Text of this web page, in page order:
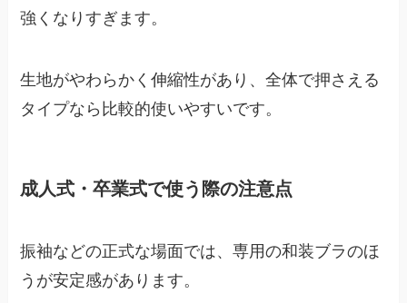
強くなりすぎます。
生地がやわらかく伸縮性があり、全体で押さえる
タイプなら比較的使いやすいです。
成人式・卒業式で使う際の注意点
振袖などの正式な場面では、専用の和装ブラのほ
うが安定感があります。